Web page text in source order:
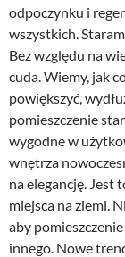
odpoczynku i
wszystkich.
Bez względu na
cuda. Wiemy, jak
powiększyć,
pomieszczenie
wygodne w
wnętrza
na elegancję. Jest
miejsca na ziemi.
aby
innego. Nowe